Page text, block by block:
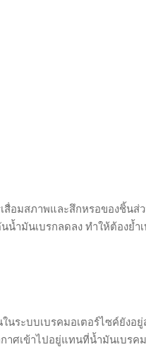
มสภาพและสึกหรอของชิ้นส่ว
ำมันเบรกลดลง ทำให้ต้องย้
บบเบรคมอเตอร์ไซค์ยังอยู่
าศเข้าไปอยู่แทนที่น้ำมันเบร